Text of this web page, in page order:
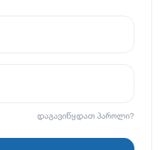
დაგავიწყდათ პაროლი?